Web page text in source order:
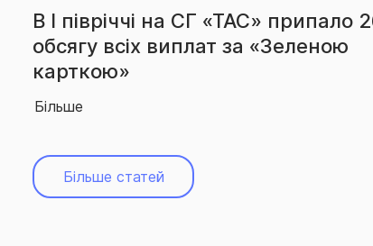
За підсумками І півріччя СГ
вчергове підтвердила звання
абсолютного лідера ринку
Більше
Більше статей